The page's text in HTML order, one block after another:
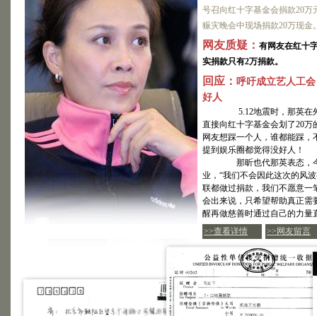
号召向红十字基金会捐款20
赈灾晚会中现场捐款20万现金
网友质疑： 有网友在红十
实捐款只有2万捐款。
回应： 呼吁成立艺人工
好人
5.12地震时，那英在外
直接向红十字基金会划了20
网友想踩一个人，谁都能踩
提到娱乐圈都觉得没好人！
那昕也代那英表态，今
业，“我们不会因此这次的风
联都做过捐款，我们不愿意一
会出来说，只希望帮助真正需
醒再做慈善时通过自己的力量
>>查看详情
>>网友留言